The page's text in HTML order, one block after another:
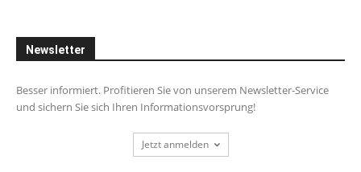
Newsletter
Besser informiert. Profitieren Sie von unserem Newsletter-Service
und sichern Sie sich Ihren Informationsvorsprung!
Jetzt anmelden